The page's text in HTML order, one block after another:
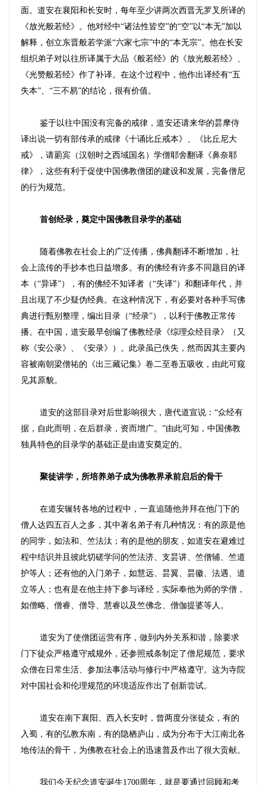
面。道安在襄阳和长安时，每年至少讲两次西晋无罗叉所译的
《放光般若经》。他对经中“诸法性皆空”的“空”以“本无”加以
解释，创立东晋般若学派“六家七宗”中的“本无宗”。他在长安
组织弟子对以往所译属于大品《般若经》的《放光般若经》、
《光赞般若经》作了补译。在这个过程中，他作出译经有“五
失本”、 “三不易”的结论，很有价值。
鉴于以往中国没有完备的戒律，道安还请来华的昙摩侍
译出说一切有部传承的戒律《十诵比丘戒本》、《比丘尼大
戒》，请罽宾（汉朝时之西域国名）学僧耶舍翻译《鼻奈耶
律》，这些有利于促使中国佛教僧团的建设和发展，完备僧尼
的行为规范。
首创经录，奠定中国佛教目录学的基础
随着佛教在社会上的广泛传播，佛典翻译不断增加，社
会上流传的手抄本也日益增多。有的佛经有许多不同题目的译
本（“异译”），有的佛经不知译者（“失译”）和翻译年代，并
且出现了不少疑伪经典。在这种情况下，有必要对各种手写佛
典进行甄别整理，编出目录（“经录”），以利于佛教正常传
播。在中国，道安最早创编了佛教经录《综理众经目录》（又
称《安公录》、《安录》）。此录虽已佚失，然而因其主要内
容被南朝梁僧祐的《出三藏记集》卷二至卷五吸收，由此可窥
见其原貌。
道安的这部目录对后世影响很大，唐代道宣说： “众经有
据，自此而明，在后群录，资而增广。 ”由此可知，中国佛教
独具特色的目录学的基础正是由道安奠定的。
聚徒讲学，所培养弟子成为佛教界承前启后的骨干
在道安辗转各地的过程中，一直追随他并拜在他门下的
僧人达四五百人之多，其中著名弟子有几种情况：有的原是他
的同学，如法和、竺法汰；有的是他的朋友，如道安在避难过
程中结识并且彼此切磋学问的竺法济、支昙讲、竺僧辅、竺道
护等人；还有他的入门弟子，如慧远、昙翼、昙徽、法遇、道
立等人；也有是在他主持下参与译经，实际奉他为师的学僧，
如僧略、僧睿、僧导、慧睿以及竺佛念、僧伽提婆等人。
道安为了使僧团运营有序，做到内外关系和谐，除要求
门下徒众严格遵守戒规外，还参照戒条制定了僧尼规范，要求
众僧在日常生活、参加法事活动与修行中严格遵守。这为寺院
对中国社会和伦理规范的环境适应作出了创新尝试。
道安在南下襄阳、西入长安时，曾两度分张徒众，有的
入蜀，有的弘教东南，有的隐栖庐山，成为分布于大江南北各
地传法的骨干，为佛教在社会上的迅速普及作出了很大贡献。
我们今天纪念道安诞生1700周年，就是要通过回顾和考